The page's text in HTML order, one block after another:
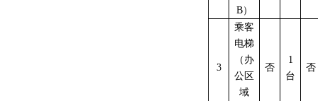
B）
3
乘客
电梯
（办
公区
域
否
1
台
否